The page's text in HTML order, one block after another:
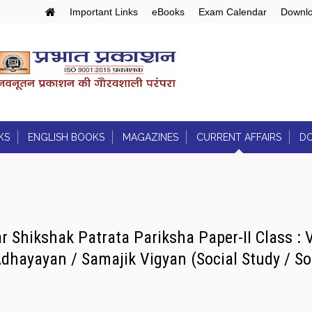
Important Links eBooks Exam Calendar
ENGLISH BOOKS MAGAZINES CURRENT AFFAIRS
Daily Quiz
PIB Notes
Shikshak Patrata Pariksha Paper-II Class :
/ Samajik Vigyan (Social Study /